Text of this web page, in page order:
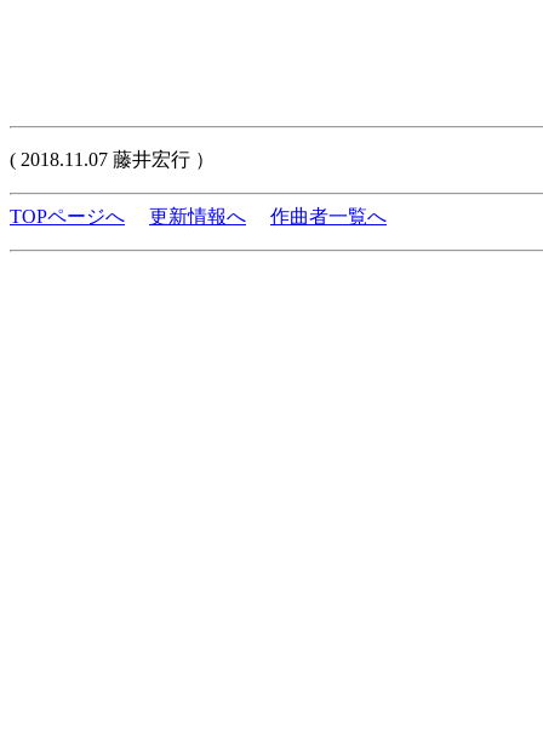
( 2018.11.07 藤井宏行 ）
TOPページへ 更新情報へ 作曲者一覧へ